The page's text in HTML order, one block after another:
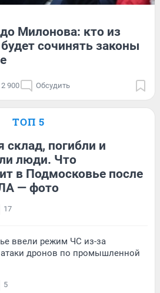
Милонова: кто из
сочинять законы
2 900 Обсудить
ТОП 5
склад, погибли и
люди. Что
в Подмосковье после
— фото
17
ввели режим ЧС из-за
атаки дронов по промышленной
5